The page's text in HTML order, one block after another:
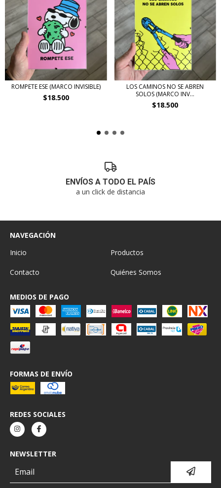
ROMPETE ESE (MARCO INVISIBLE)
$18.500
LOS CAMINOS NO SE ABREN
SOLOS (MARCO INV...
$18.500
ENVÍOS A TODO EL PAÍS
a un click de distancia
NAVEGACIÓN
Inicio
Productos
Contacto Quiénes Somos
MEDIOS DE PAGO
FORMAS DE ENVÍO
REDES SOCIALES
NEWSLETTER